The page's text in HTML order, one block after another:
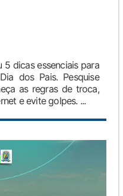
5 dicas essenciais para
dos Pais. Pesquise
as regras de troca,
e evite golpes. ...